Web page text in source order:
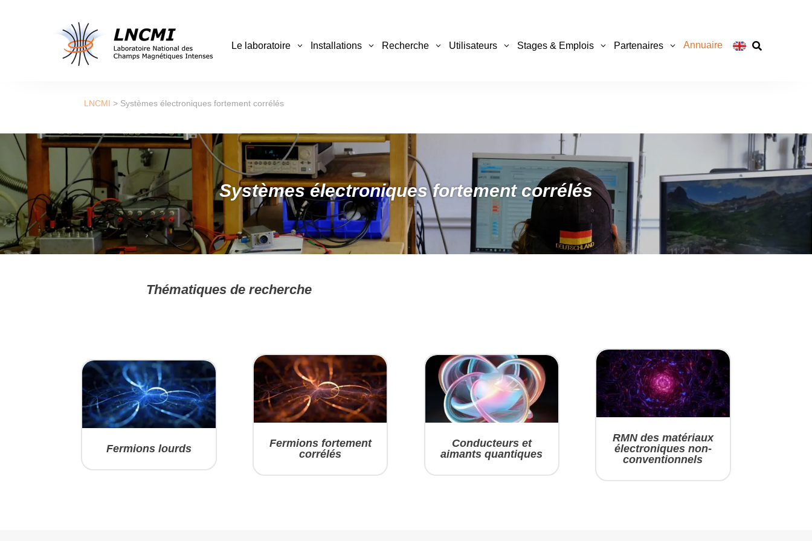
Le laboratoire Installations Recherche Utilisateurs Stages & Emplois Partenaires Annuaire 
LNCMI > Systèmes électroniques fortement corrélés
Systèmes électroniques fortement corrélés
Thématiques de recherche
Fermions lourds
Fermions fortement
corrélés
Conducteurs et
aimants quantiques
RMN des matériaux
électroniques non-
conventionnels